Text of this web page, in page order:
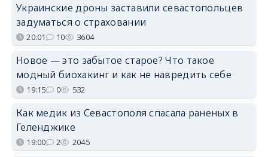
Украинские дроны заставили севастопольцев
задуматься о страховании
20:01 10 3604
Новое — это забытое старое? Что такое
модный биохакинг и как не навредить себе
19:15 0 532
Как медик из Севастополя спасала раненых в
Геленджике
19:00 2 2045